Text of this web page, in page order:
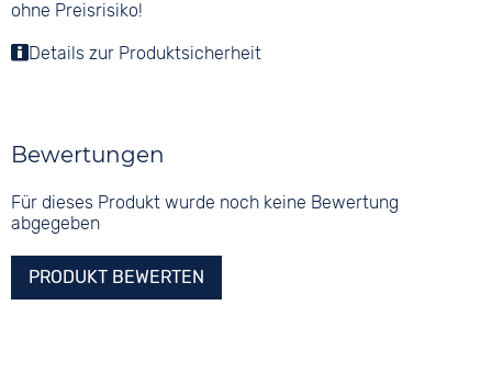
ohne Preisrisiko!
Details zur Produktsicherheit
Bewertungen
Für dieses Produkt wurde noch keine Bewertung
abgegeben
PRODUKT BEWERTEN